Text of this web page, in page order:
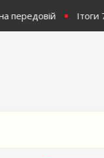
передовій Ітоги